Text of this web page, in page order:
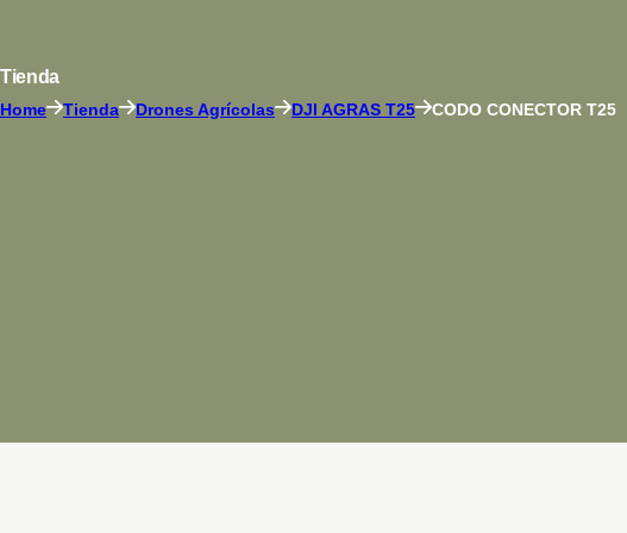
Tienda
Home Tienda Drones Agrícolas DJI AGRAS T25 CODO CONECTOR T25